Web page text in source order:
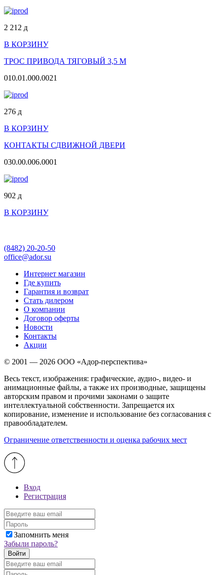
2 212 д
В КОРЗИНУ
ТРОС ПРИВОДА ТЯГОВЫЙ 3,5 М
010.01.000.0021
276 д
В КОРЗИНУ
КОНТАКТЫ СДВИЖНОЙ ДВЕРИ
030.00.006.0001
902 д
В КОРЗИНУ
(8482) 20-20-50
office@ador.su
Интернет магазин
Где купить
Гарантия и возврат
Стать дилером
О компании
Договор оферты
Новости
Контакты
Акции
© 2001 — 2026 ООО «Адор-перспектива»
Весь текст, изображения: графические, аудио-, видео- и
анимационные файлы, а также их производные, защищены
авторским правом и прочими законами о защите
интеллектуальной собственности. Запрещается их
копирование, изменение и использование без согласования с
правообладателем.
Ограничение ответственности и оценка рабочих мест
Вход
Регистрация
Запомнить меня
Забыли пароль?